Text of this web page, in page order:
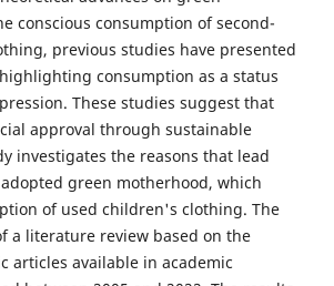
conscious consumption of second-
previous studies have presented
consumption as a status
These studies suggest that
approval through sustainable
investigates the reasons that lead
green motherhood, which
of used children's clothing. The
a literature review based on the
articles available in academic